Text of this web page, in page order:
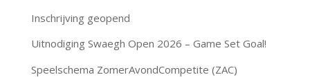
Inschrijving geopend
Uitnodiging Swaegh Open 2026 – Game Set Goal!
Speelschema ZomerAvondCompetite (ZAC)